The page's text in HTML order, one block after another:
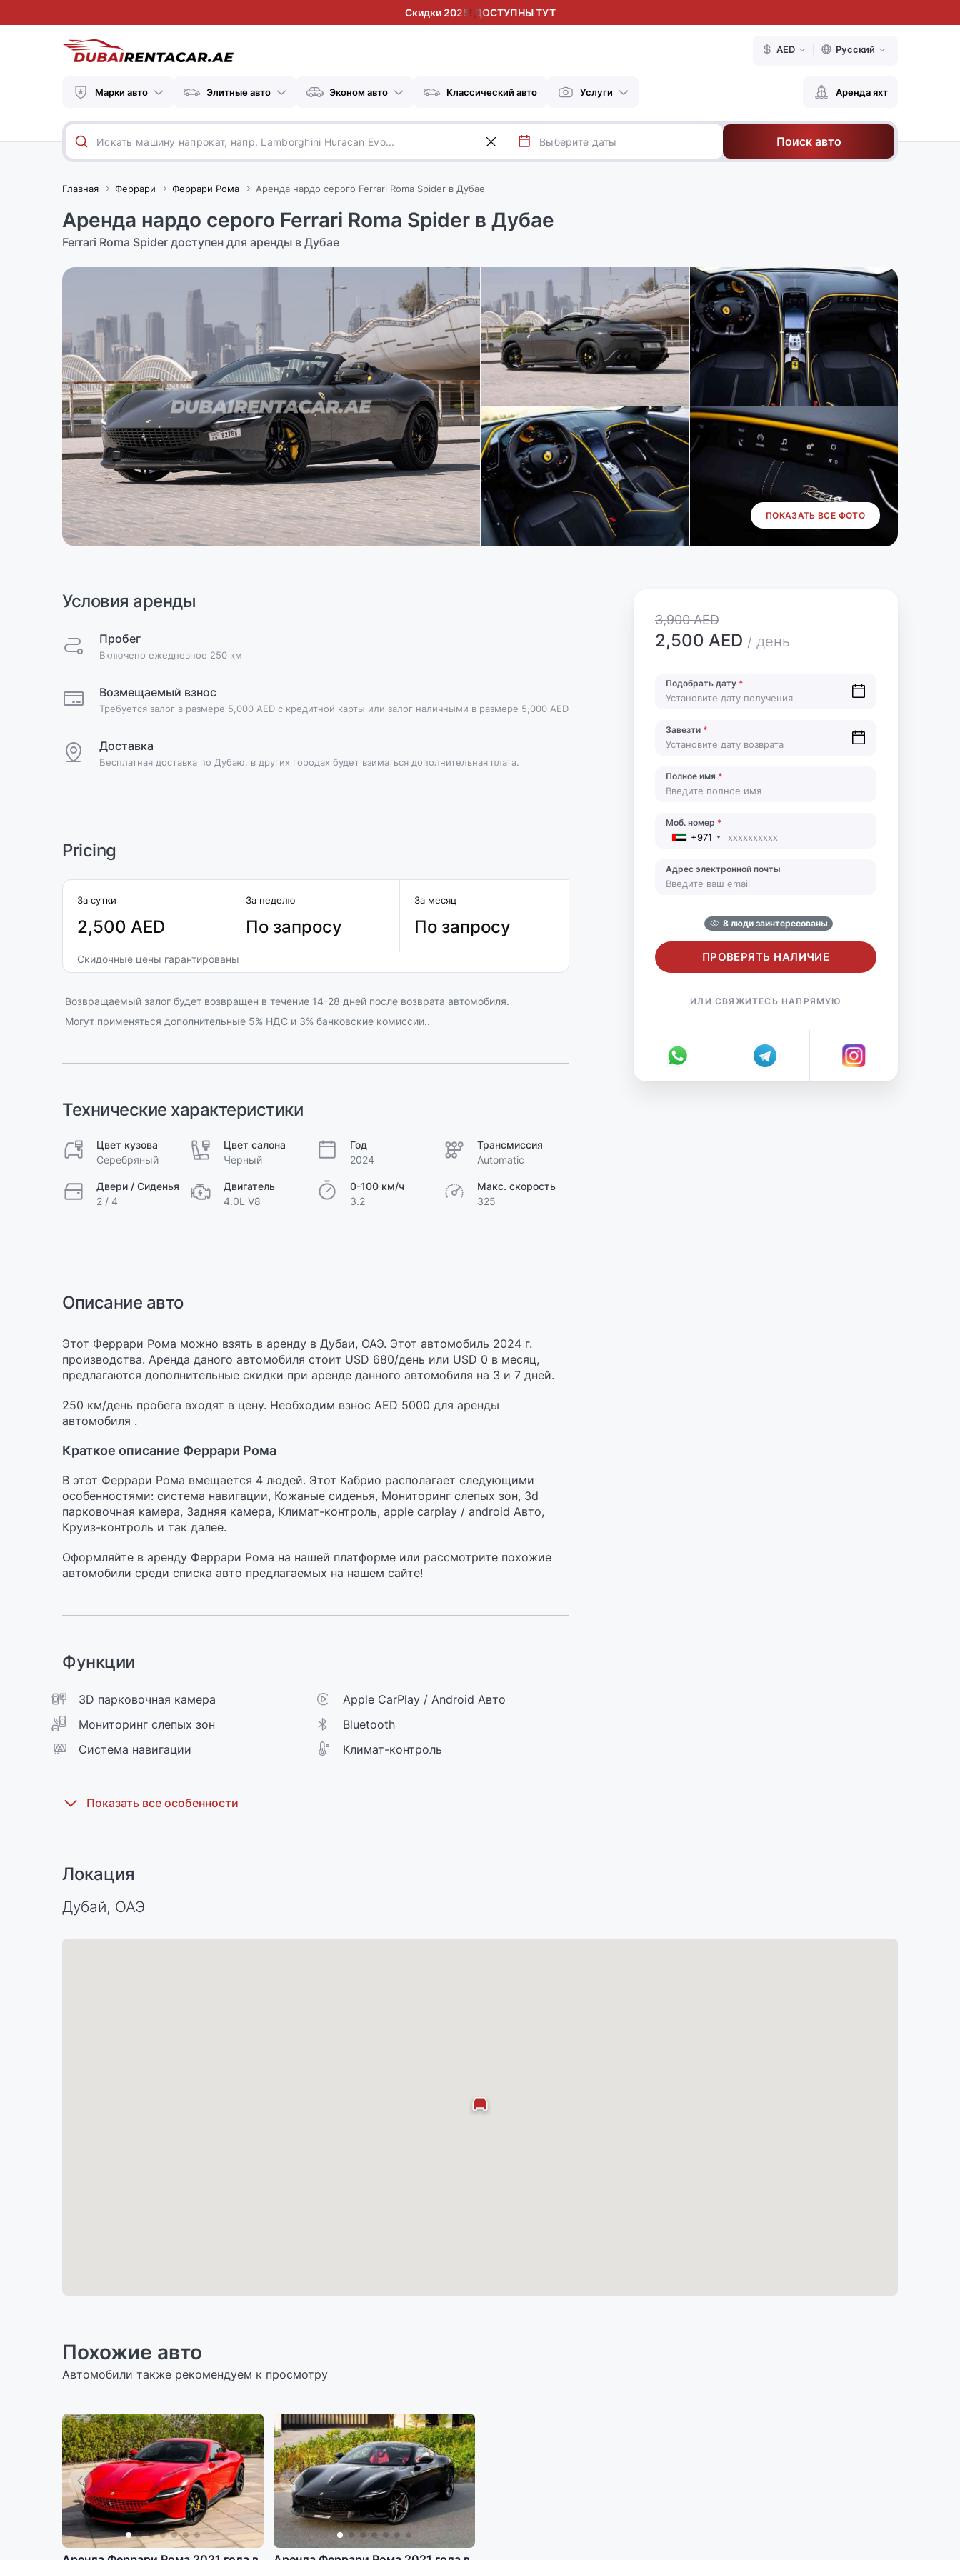
Скидки 2025! ДОСТУПНЫ ТУТ
AED Русский
Марки авто Элитные авто Эконом авто Классический авто Услуги Аренда яхт
Поиск авто
Главная Феррари Феррари Рома Аренда нардо серого Ferrari Roma Spider в Дубае
Аренда нардо серого Ferrari Roma Spider в Дубае
Ferrari Roma Spider доступен для аренды в Дубае
ПОКАЗАТЬ ВСЕ ФОТО
Условия аренды
Пробег
Включено ежедневное 250 км
Возмещаемый взнос
Требуется залог в размере 5,000 AED с кредитной карты или залог наличными в размере 5,000 AED
Доставка
Бесплатная доставка по Дубаю, в других городах будет взиматься дополнительная плата.
Pricing
За сутки
2,500 AED
За неделю
По запросу
За месяц
По запросу
Скидочные цены гарантированы
Возвращаемый залог будет возвращен в течение 14-28 дней после возврата автомобиля.
Могут применяться дополнительные 5% НДС и 3% банковские комиссии..
Технические характеристики
Цвет кузова
Серебряный
Цвет салона
Черный
Год
2024
Трансмиссия
Automatic
Двери / Сиденья
2 / 4
Двигатель
4.0L V8
0-100 км/ч
3.2
Макс. скорость
325
Описание авто
Этот Феррари Рома можно взять в аренду в Дубаи, ОАЭ. Этот автомобиль 2024 г.
производства. Аренда даного автомобиля стоит USD 680/день или USD 0 в месяц,
предлагаются дополнительные скидки при аренде данного автомобиля на 3 и 7 дней.
250 км/день пробега входят в цену. Необходим взнос AED 5000 для аренды
автомобиля .
Краткое описание Феррари Рома
В этот Феррари Рома вмещается 4 людей. Этот Кабрио располагает следующими
особенностями: cистема навигации, Кожаные сиденья, Мониторинг слепых зон, 3d
парковочная камера, Задняя камера, Климат-контроль, apple carplay / android Авто,
Круиз-контроль и так далее.
Оформляйте в аренду Феррари Рома на нашей платформе или рассмотрите похожие
автомобили среди списка авто предлагаемых на нашем сайте!
Функции
3D парковочная камера
Apple CarPlay / Android Авто
Мониторинг слепых зон
Bluetooth
Cистема навигации
Климат-контроль
3,900 AED
2,500 AED / день
Подобрать дату *
Завезти *
Полное имя *
Моб. номер *
+971
Адрес электронной почты
8 люди заинтересованы
ПРОВЕРЯТЬ НАЛИЧИЕ
ИЛИ СВЯЖИТЕСЬ НАПРЯМУЮ
Локация
Дубай, ОАЭ
Похожие авто
Автомобили также рекомендуем к просмотру